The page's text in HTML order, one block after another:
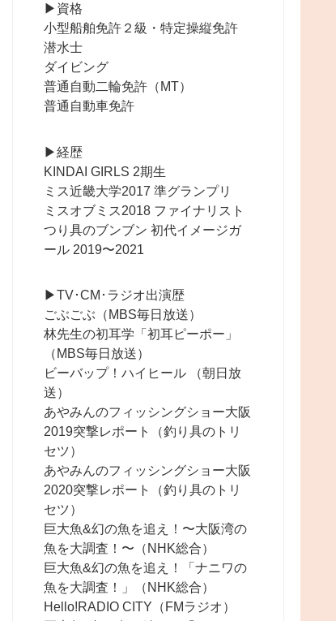
▶︎資格
小型船舶免許２級・特定操縦免許
潜水士
ダイビング
普通自動二輪免許（MT）
普通自動車免許
▶︎経歴
KINDAI GIRLS 2期生
ミス近畿大学2017 準グランプリ
ミスオブミス2018 ファイナリスト
つり具のブンブン 初代イメージガ
ール 2019〜2021
▶︎TV･CM･ラジオ出演歴
ごぶごぶ（MBS毎日放送）
林先生の初耳学「初耳ピーポー」
（MBS毎日放送）
ビーバップ！ハイヒール （朝日放
送）
あやみんのフィッシングショー大阪
2019突撃レポート（釣り具のトリ
セツ）
あやみんのフィッシングショー大阪
2020突撃レポート（釣り具のトリ
セツ）
巨大魚&幻の魚を追え！〜大阪湾の
魚を大調査！〜（NHK総合）
巨大魚&幻の魚を追え！「ナニワの
魚を大調査！」（NHK総合）
Hello!RADIO CITY（FMラジオ）